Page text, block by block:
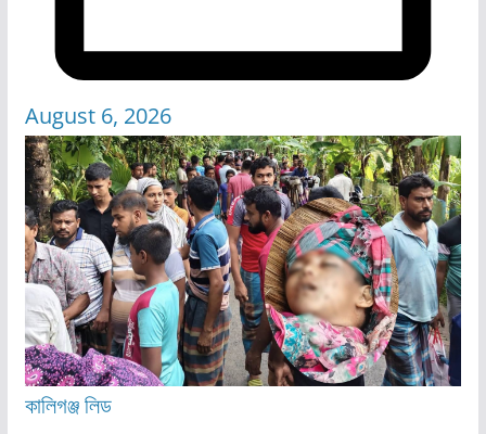
August 6, 2026
কালিগঞ্জলিড